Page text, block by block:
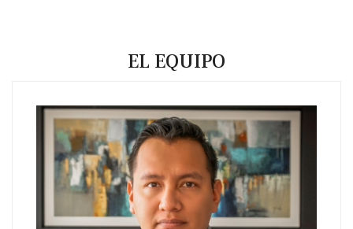
EL EQUIPO